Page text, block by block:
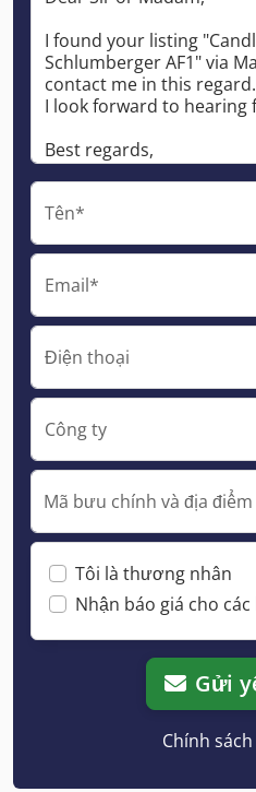
Tên*
Email*
Điện thoại
Công ty
Mã bưu chính và địa điểm
Tôi là thương nhân
Nhận báo giá cho
Gửi
Chính